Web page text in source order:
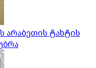
არაბეთის ტახტის